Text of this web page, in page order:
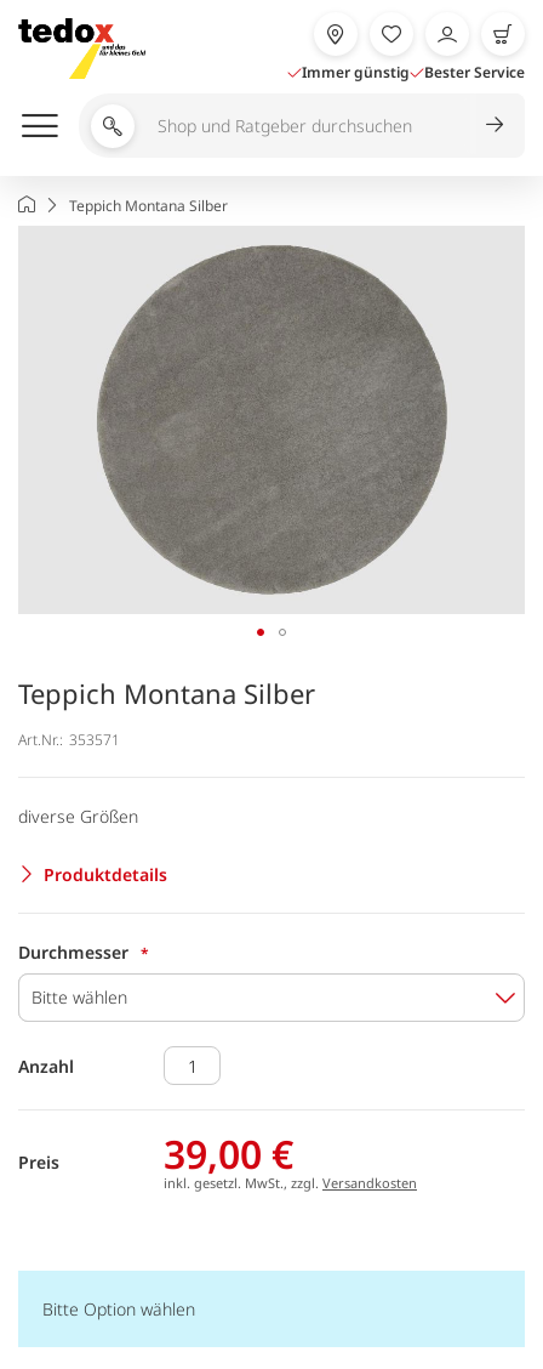
Inhalt
springen
Immer günstig Bester Service
Shop
durchsuchen
StartseiteTeppich Montana Silber
Teppich Montana Silber
Art.Nr.: 353571
diverse Größen
Produktdetails
Durchmesser
Bitte wählen
Anzahl
Preis 39,00 €
inkl. gesetzl. MwSt., zzgl. Versandkosten
Bitte Option wählen